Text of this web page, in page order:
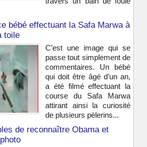
bébé effectuant la Safa Marwa à
toile
C’est une image qui se
passe tout simplement de
commentaires. Un bébé
qui doit être âgé d’un an,
a été filmé effectuant la
course du Safa Marwa
attirant ainsi la curiosité
de plusieurs pèlerins...
de reconnaître Obama et